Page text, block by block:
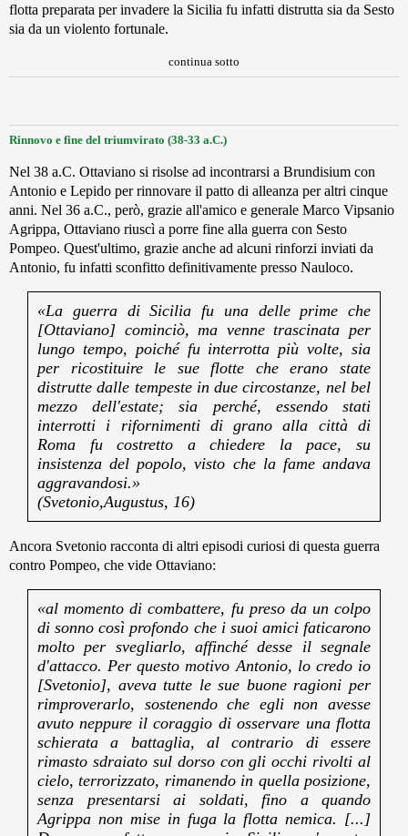
flotta preparata per invadere la Sicilia fu infatti distrutta sia da Sesto
sia da un violento fortunale.
continua sotto
Rinnovo e fine del triumvirato (38-33 a.C.)
Nel 38 a.C. Ottaviano si risolse ad incontrarsi a Brundisium con
Antonio e Lepido per rinnovare il patto di alleanza per altri cinque
anni. Nel 36 a.C., però, grazie all'amico e generale Marco Vipsanio
Agrippa, Ottaviano riuscì a porre fine alla guerra con Sesto
Pompeo. Quest'ultimo, grazie anche ad alcuni rinforzi inviati da
Antonio, fu infatti sconfitto definitivamente presso Nauloco.
«La guerra di Sicilia fu una delle prime che
[Ottaviano] cominciò, ma venne trascinata per
lungo tempo, poiché fu interrotta più volte, sia
per ricostituire le sue flotte che erano state
distrutte dalle tempeste in due circostanze, nel bel
mezzo dell'estate; sia perché, essendo stati
interrotti i rifornimenti di grano alla città di
Roma fu costretto a chiedere la pace, su
insistenza del popolo, visto che la fame andava
aggravandosi.»
(Svetonio,Augustus, 16)
Ancora Svetonio racconta di altri episodi curiosi di questa guerra
contro Pompeo, che vide Ottaviano:
«al momento di combattere, fu preso da un colpo
di sonno così profondo che i suoi amici faticarono
molto per svegliarlo, affinché desse il segnale
d'attacco. Per questo motivo Antonio, lo credo io
[Svetonio], aveva tutte le sue buone ragioni per
rimproverarlo, sostenendo che egli non avesse
avuto neppure il coraggio di osservare una flotta
schierata a battaglia, al contrario di essere
rimasto sdraiato sul dorso con gli occhi rivolti al
cielo, terrorizzato, rimanendo in quella posizione,
senza presentarsi ai soldati, fino a quando
Agrippa non mise in fuga la flotta nemica. [...]